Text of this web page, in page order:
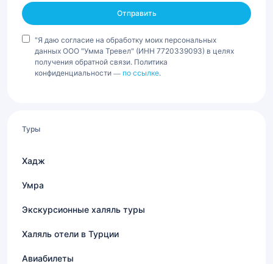
"Я даю согласие на обработку моих персональных
данных ООО "Умма Тревел" (ИНН 7720339093) в целях
получения обратной связи. Политика
конфиденциальности — по ссылке.
Туры
Хадж
Умра
Экскурсионные халяль туры
Халяль отели в Турции
Авиабилеты